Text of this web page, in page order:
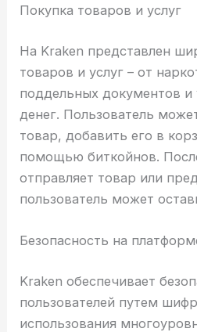
Покупка товаров и услуг
На Kraken представлен
товаров и услуг – от
поддельных документов
денег. Пользователь
товар, добавить его в
помощью биткойнов.
отправляет товар или
пользователь может
Безопасность на
Kraken обеспечивает
пользователей путем
использования